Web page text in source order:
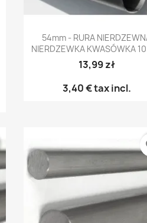
Pikakatselu
54mm - RURA
NIERDZEWKA KWASÓWKA
13,99 zł
3,40 €tax incl.